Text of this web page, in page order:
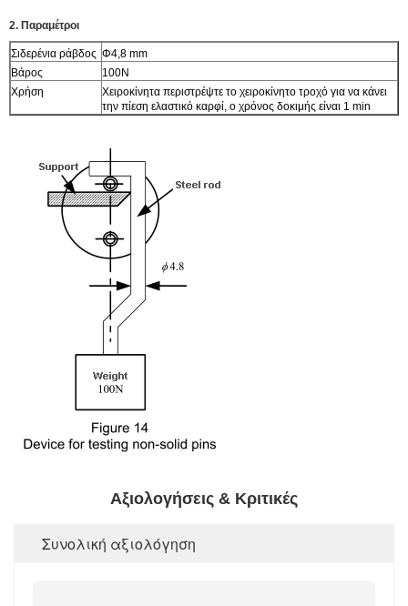
2. Παραμέτροι
Σιδερένια ράβδος Φ4,8 mm
Βάρος
100N
Χρήση
Χειροκίνητα περιστρέψτε το χειροκίνητο τροχό για να κάνει
την πίεση ελαστικό καρφί, ο χρόνος δοκιμής είναι 1 min
Αξιολογήσεις & Κριτικές
Συνολική αξιολόγηση